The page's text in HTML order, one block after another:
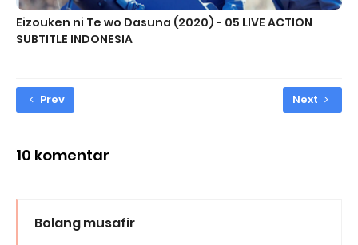
Eizouken ni Te wo Dasuna (2020) - 05 LIVE ACTION
SUBTITLE INDONESIA
Prev Next
10 komentar
Bolang musafir